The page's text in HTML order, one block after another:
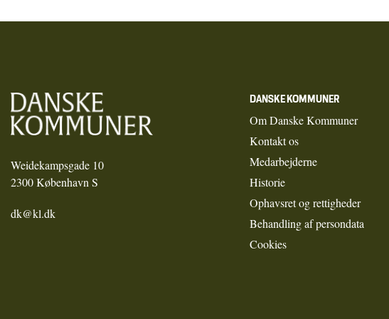
Weidekampsgade 10
2300 København S
dk@kl.dk
DANSKE KOMMUNER
Om Danske Kommuner
Kontakt os
Medarbejderne
Historie
Ophavsret og rettigheder
Behandling af persondata
Cookies